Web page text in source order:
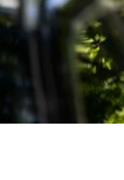
& hilfe